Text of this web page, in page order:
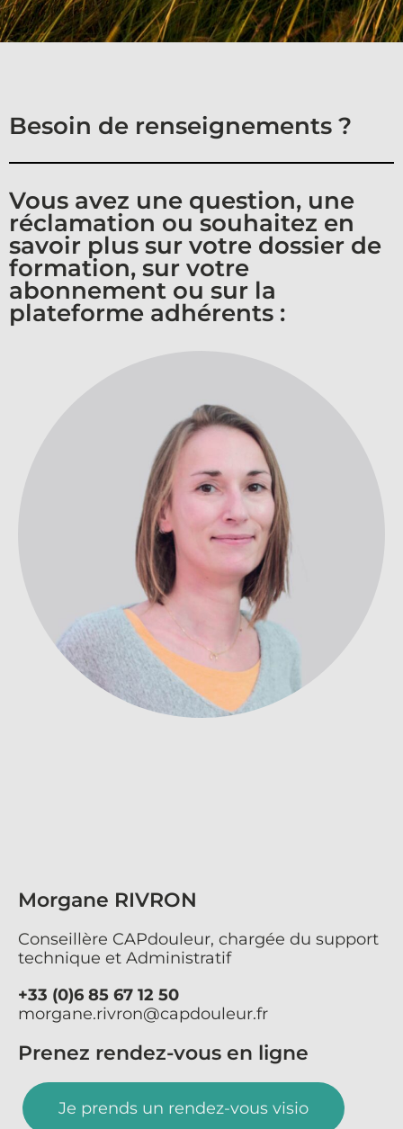
Besoin de renseignements ?
Vous avez une question, une
réclamation ou souhaitez en
savoir plus sur votre dossier de
formation, sur votre
abonnement ou sur la
plateforme adhérents :
Morgane RIVRON
Conseillère CAPdouleur, chargée du support
technique et Administratif
+33 (0)6 85 67 12 50
morgane.rivron@capdouleur.fr
Prenez rendez-vous en ligne
Je prends un rendez-vous visio